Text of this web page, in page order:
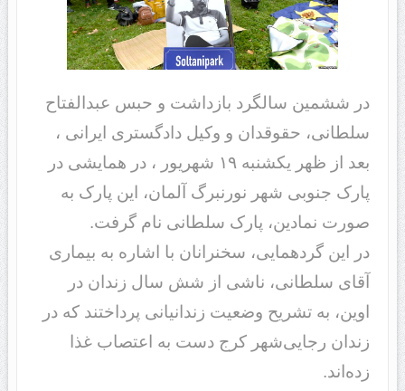
در ششمین سالگرد بازداشت و حبس عبدالفتاح
سلطانی، حقوقدان و وکیل دادگستری ایرانی ،
بعد از ظهر یکشنبه ۱۹ شهریور ، در همایشی در
پارک جنوبی شهر نورنبرگ آلمان، این پارک به
صورت نمادین، پارک سلطانی نام گرفت.
در این گردهمایی، سخنرانان با اشاره به بیماری
آقای سلطانی، ناشی از شش سال زندان در
اوین، به تشریح وضعیت زندانیانی پرداختند که در
زندان رجایی‌شهر کرج دست به اعتصاب غذا
زده‌اند.